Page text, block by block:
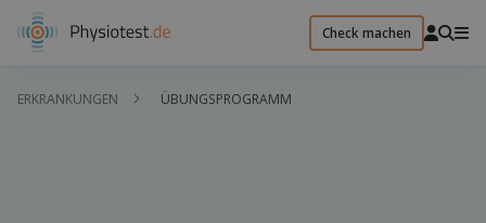
Check machen
ERKRANKUNGEN ÜBUNGSPROGRAMM